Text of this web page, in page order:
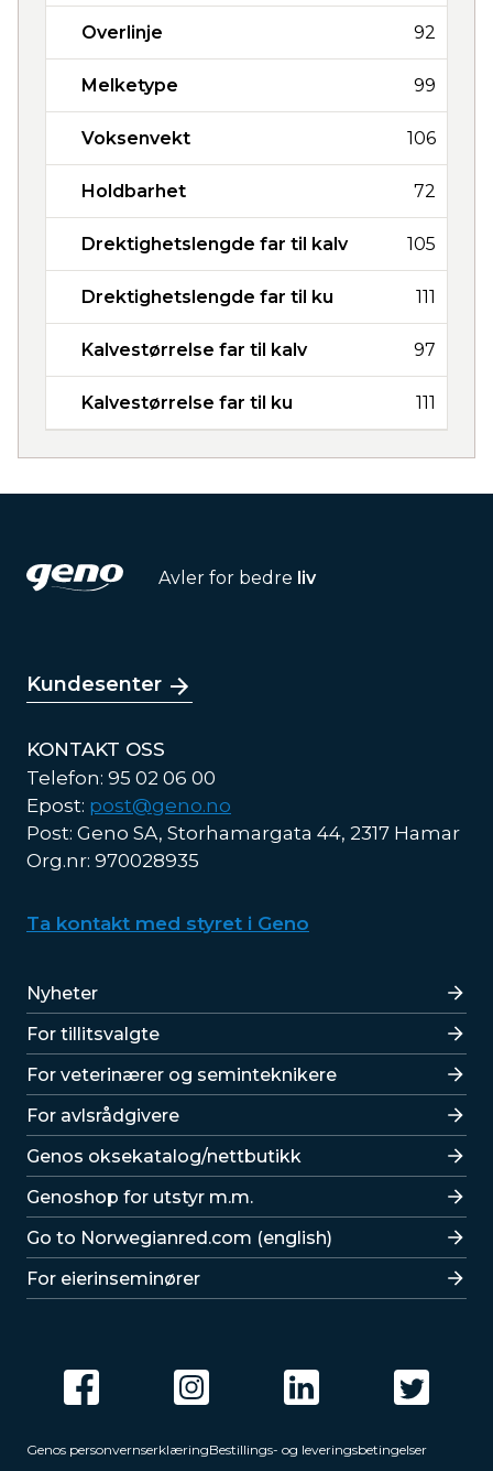
Overlinje 92
Melketype 99
Voksenvekt 106
Holdbarhet 72
Drektighetslengde far til kalv 105
Drektighetslengde far til ku 111
Kalvestørrelse far til kalv 97
Kalvestørrelse far til ku 111
Avler for bedre liv
Kundesenter
KONTAKT OSS
Telefon: 95 02 06 00
Epost: post@geno.no
Post: Geno SA, Storhamargata 44, 2317 Hamar
Org.nr: 970028935
Ta kontakt med styret i Geno
Lenker
Nyheter
For tillitsvalgte
For veterinærer og seminteknikere
For avlsrådgivere
Lenker
Genos oksekatalog/nettbutikk
Genoshop for utstyr m.m.
Go to Norwegianred.com (english)
For eierinseminører
Genos personvernserklæringBestillings- og leveringsbetingelser